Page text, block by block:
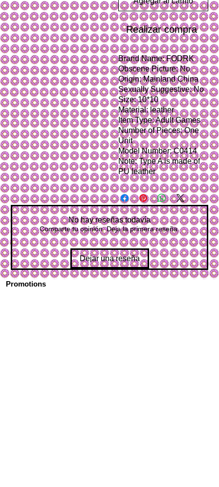
Realizar compra
Brand Name: FODRK
Obscene Picture: No
Origin: Mainland China
Sexually Suggestive: No
Size: 10*10
Material: leather
Item Type: Adult Games
Number of Pieces: One
Unit
Model Number: C0414
Note: Type A is made of
PU leather
No hay reseñas todavía
Comparte tu opinión. Deja la primera reseña.
Dejar una reseña
Promotions